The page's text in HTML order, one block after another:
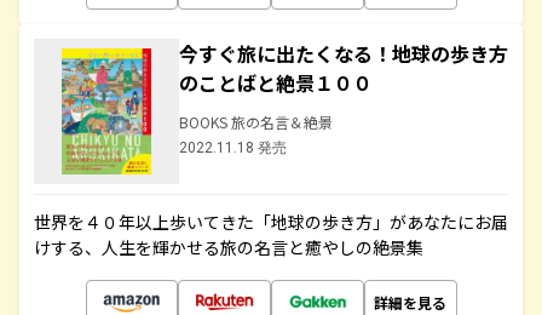
今すぐ旅に出たくなる！地球の歩き方
のことばと絶景１００
BOOKS 旅の名言＆絶景
2022.11.18 発売
世界を４０年以上歩いてきた「地球の歩き方」があなたにお届
けする、人生を輝かせる旅の名言と癒やしの絶景集
詳細を見る